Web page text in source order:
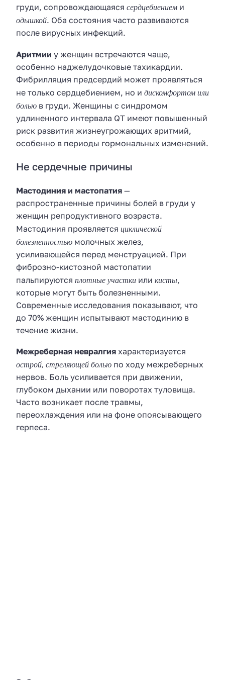
груди, сопровождающаяся сердцебиением и
одышкой. Оба состояния часто развиваются
после вирусных инфекций.
Аритмии у женщин встречаются чаще,
особенно наджелудочковые тахикардии.
Фибрилляция предсердий может проявляться
не только сердцебиением, но и дискомфортом или
болью в груди. Женщины с синдромом
удлиненного интервала QT имеют повышенный
риск развития жизнеугрожающих аритмий,
особенно в периоды гормональных изменений.
Не сердечные причины
Мастодиния и мастопатия —
распространенные причины болей в груди у
женщин репродуктивного возраста.
Мастодиния проявляется циклической
болезненностью молочных желез,
усиливающейся перед менструацией. При
фиброзно-кистозной мастопатии
пальпируются плотные участки или кисты,
которые могут быть болезненными.
Современные исследования показывают, что
до 70% женщин испытывают мастодинию в
течение жизни.
Межреберная невралгия характеризуется
острой, стреляющей болью по ходу межреберных
нервов. Боль усиливается при движении,
глубоком дыхании или поворотах туловища.
Часто возникает после травмы,
переохлаждения или на фоне опоясывающего
герпеса.